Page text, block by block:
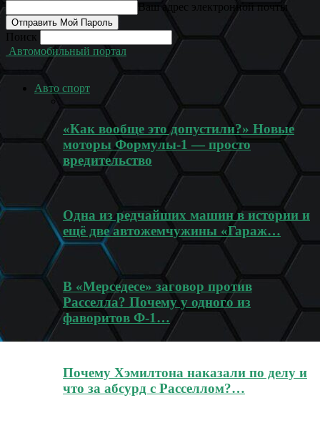
Ваш адрес электронной почты
Поиск
Автомобильный портал
Авто спорт
«Как вообще это допустили?» Новые
моторы Формулы-1 — просто
вредительство
Одна из редчайших машин в истории и
ещё две автожемчужины «Гараж…
В «Мерседесе» заговор против
Расселла? Почему у одного из
фаворитов Ф-1…
Почему Хэмилтона наказали по делу и
что за абсурд с Расселлом?…